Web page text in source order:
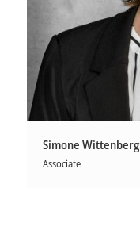
Simone Wittenberg
Associate